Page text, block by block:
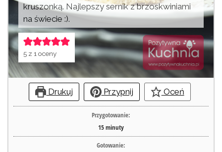
kruszonką. Najlepszy sernik z brzoskwiniami
na świecie :).
5 z 1 oceny
Drukuj Przypnij Oceń
Przygotowanie:
15minuty
Gotowanie: